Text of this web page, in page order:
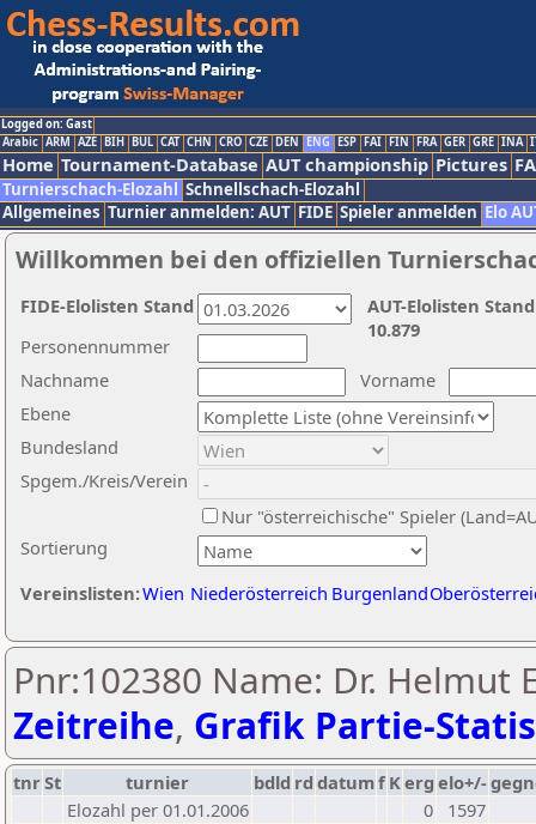
Logged on: Gast
Arabic ARM AZE BIH BUL CAT CHN CRO CZE DEN ENG ESP FAI FIN FRA GER GRE INA
Home Tournament-Database AUT championship Pictures
Turnierschach-Elozahl Schnellschach-Elozahl
Allgemeines Turnier anmelden: AUT FIDE Spieler anmelden Elo
Willkommen bei den offiziellen
Nachname
Vorname
Ebene
Sortierung
Personennummer
Bundesland
Spgem./Kreis/Verein
Nur "österreichische" Spieler
Vereinslisten:Wien Niederösterreich Burgenland
AUT-Elolisten
10.879
FIDE-Elolisten Stand
Pnr:102380 Name: Dr. Helmut
Zeitreihe, Grafik Partie-
tnrSt turnier bdld rd datumf Kerg elo+/-
Elozahl per 01.01.2006
0
1597